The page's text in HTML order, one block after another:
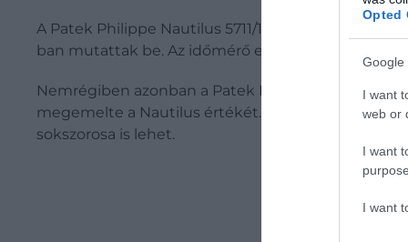
Opted
Google
I want
web or
I want
I want
A Patek Philippe Nautilus 5711/1A – amelyet
ban mutattak be. Az időmérő egyedi
Nemrégiben azonban a Patek Philippe
megemelte a Nautilus értékét. A Sotheby's
sokszorosa is lehet.